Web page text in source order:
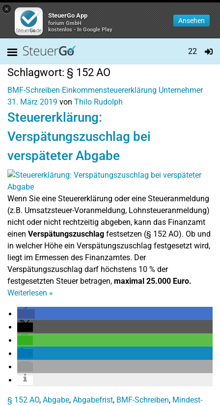
×
SteuerGo App
forium GmbH
kostenlos - In Google Play
Ansehen
22
Schlagwort: § 152 AO
BMF-Schreiben Einkommensteuererklärung Unternehmer
31. März 2019 von Thilo Rudolph
Steuererklärung:
Verspätungszuschlag bei
verspäteter Abgabe
Wenn Sie eine Steuererklärung oder eine Steueranmeldung
(z.B. Umsatzsteuer-Voranmeldung, Lohnsteueranmeldung)
nicht oder nicht rechtzeitig abgeben, kann das Finanzamt
einen Verspätungszuschlag festsetzen (§ 152 AO). Ob und
in welcher Höhe ein Verspätungszuschlag festgesetzt wird,
liegt im Ermessen des Finanzamtes. Der
Verspätungszuschlag darf höchstens 10 % der
festgesetzten Steuer betragen, maximal 25.000 Euro.
Weiterlesen »
§ 152 AO, Abgabe, Abgabefrist, BMF-Schreiben, Mindest-